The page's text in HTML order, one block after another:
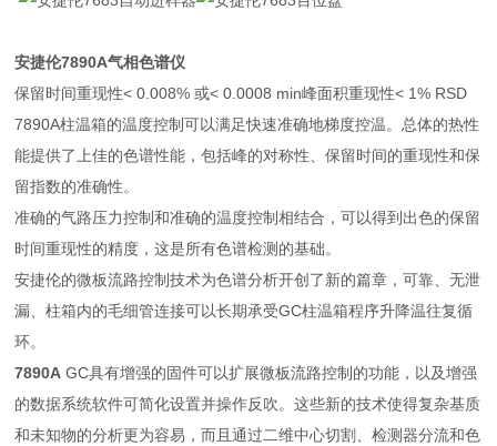
安捷伦7890A气相色谱仪
保留时间重现性< 0.008% 或< 0.0008 min峰面积重现性< 1% RSD
7890A柱温箱的温度控制可以满足快速准确地梯度控温。总体的热性
能提供了上佳的色谱性能，包括峰的对称性、保留时间的重现性和保
留指数的准确性。
准确的气路压力控制和准确的温度控制相结合，可以得到出色的保留
时间重现性的精度，这是所有色谱检测的基础。
安捷伦的微板流路控制技术为色谱分析开创了新的篇章，可靠、无泄
漏、柱箱内的毛细管连接可以长期承受GC柱温箱程序升降温往复循
环。
7890A GC具有增强的固件可以扩展微板流路控制的功能，以及增强
的数据系统软件可简化设置并操作反吹。这些新的技术使得复杂基质
和未知物的分析更为容易，而且通过二维中心切割、检测器分流和色